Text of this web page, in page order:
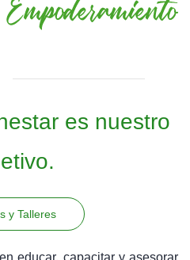
es nuestro
y Talleres
educar, capacitar y asesorar